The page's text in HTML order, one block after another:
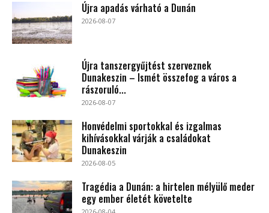
Újra apadás várható a Dunán
2026-08-07
Újra tanszergyűjtést szerveznek
Dunakeszin – Ismét összefog a város a
rászoruló...
2026-08-07
Honvédelmi sportokkal és izgalmas
kihívásokkal várják a családokat
Dunakeszin
2026-08-05
Tragédia a Dunán: a hirtelen mélyülő meder
egy ember életét követelte